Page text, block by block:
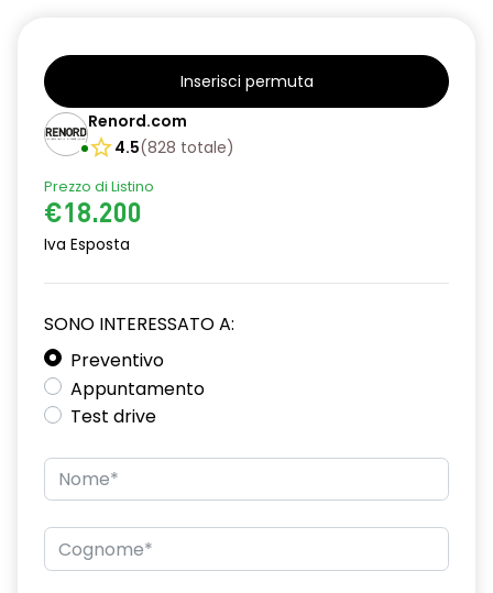
Alzacristalli elettrici posteriori
Barre tetto modulari nere
Bracciolo anteriore con vano portaoggetti
Chiave pieghevole a 3 pulsanti
Distance warning avviso distanza di sicurezza
Driver display con schermo TFT da 3,5''
Eco Mode
compatibile 2G/3G o 4G/5G in base al veicolo
Firma luminosa pixelata con fari full LED
HARM03
Inserisci permuta
Renord.com
4.5(828 totale)
Prezzo di Listino
€18.200
Iva Esposta
SONO INTERESSATO A:
Preventivo
Appuntamento
Test drive